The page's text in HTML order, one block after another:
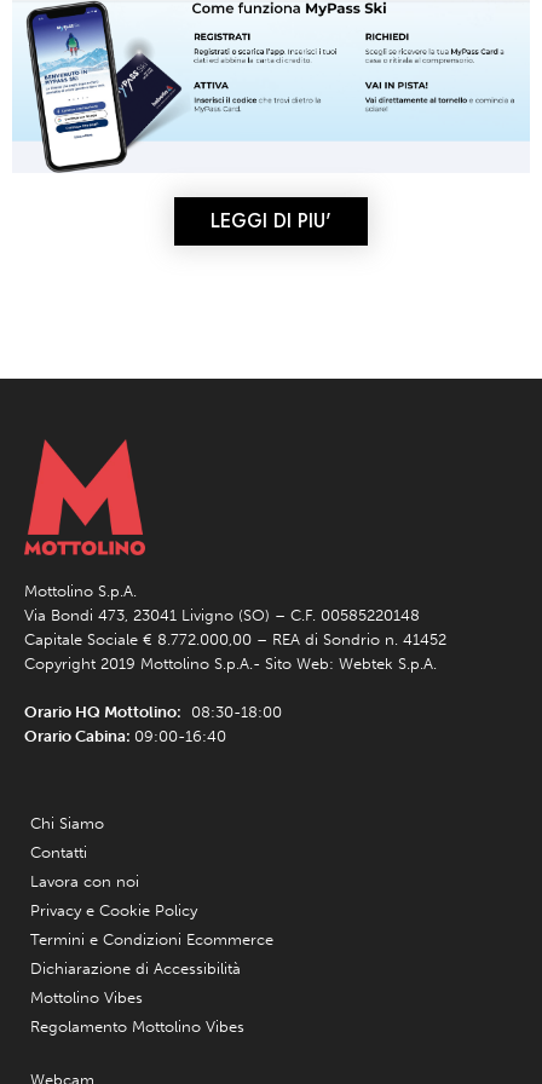
LEGGI DI PIU'
Mottolino S.p.A.
Via Bondi 473, 23041 Livigno (SO) – C.F. 00585220148
Capitale Sociale € 8.772.000,00 – REA di Sondrio n. 41452
Copyright 2019 Mottolino S.p.A.- Sito Web: Webtek S.p.A.
Orario HQ Mottolino: 08:30-18:00
Orario Cabina: 09:00-16:40
Chi Siamo
Contatti
Lavora con noi
Privacy e Cookie Policy
Termini e Condizioni Ecommerce
Dichiarazione di Accessibilità
Mottolino Vibes
Regolamento Mottolino Vibes
Webcam